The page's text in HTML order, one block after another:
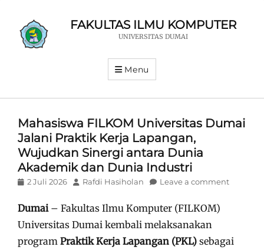
FAKULTAS ILMU KOMPUTER
UNIVERSITAS DUMAI
Menu
Mahasiswa FILKOM Universitas Dumai
Jalani Praktik Kerja Lapangan,
Wujudkan Sinergi antara Dunia
Akademik dan Dunia Industri
Posted
2 Juli 2026 Author
Rafdi Hasiholan Leave a comment
Dumai– Fakultas Ilmu Komputer (FILKOM)
Universitas Dumai kembali melaksanakan
program Praktik Kerja Lapangan (PKL) sebagai